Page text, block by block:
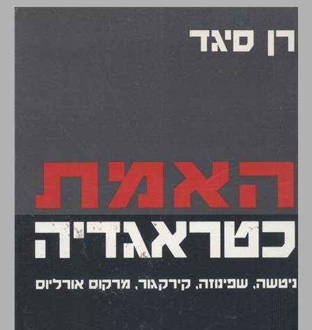
האמת כטראגדיה ניטשה, שפינוזה, קירקגור, מרקוס אורליוס ... 0